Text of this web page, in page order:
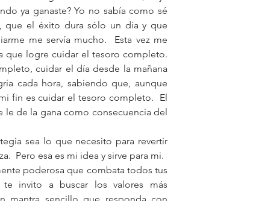
ya ganaste? Yo no sabía como sé
que el éxito dura sólo un día y que
me servía mucho.  Esta vez me
que logre cuidar el tesoro completo.
cuidar el día desde la mañana
cada hora, sabiendo que, aunque
fin es cuidar el tesoro completo.  El
le de la gana como consecuencia del
sea lo que necesito para revertir
Pero esa es mi idea y sirve para mi.
poderosa que combata todos tus
invito a buscar los valores más